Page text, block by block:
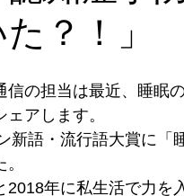
？！」
の担当は最近、睡眠
アします。
新語・流行語大賞に「
2018年に私生活で力を